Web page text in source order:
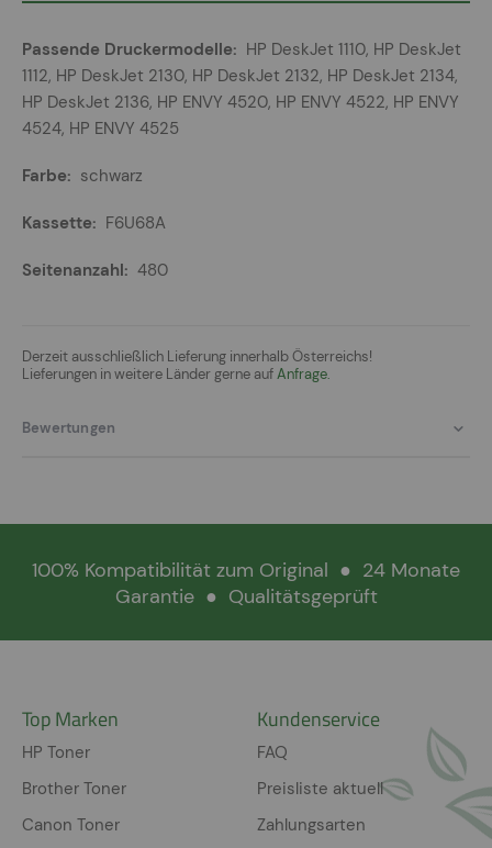
Mehr
Informationen
HP DeskJet 1110, HP DeskJet
1112, HP DeskJet 2130, HP DeskJet 2132, HP DeskJet 2134,
HP DeskJet 2136, HP ENVY 4520, HP ENVY 4522, HP ENVY
4524, HP ENVY 4525
schwarz
F6U68A
480
Derzeit ausschließlich Lieferung innerhalb Österreichs!
Lieferungen in weitere Länder gerne aufAnfrage.
Bewertungen
100% Kompatibilität zum Original ● 24 Monate
Garantie ● Qualitätsgeprüft
Top Marken
HP Toner
Brother Toner
Canon Toner
Kundenservice
FAQ
Preisliste aktuell
Zahlungsarten